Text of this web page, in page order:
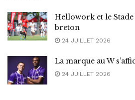
Hellowork et le Stade
breton
24 JUILLET 2026
La marque au W
24 JUILLET 2026